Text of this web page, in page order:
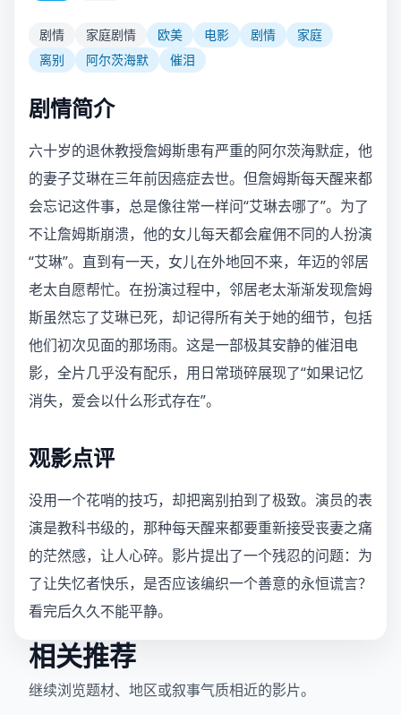
剧情 家庭剧情 欧美 电影 剧情
家庭
离别
阿尔茨海默 催泪
剧情简介
六十岁的退休教授詹姆斯患有严重的阿尔茨海默症，他
的妻子艾琳在三年前因癌症去世。但詹姆斯每天醒来都
会忘记这件事，总是像往常一样问“艾琳去哪了”。为了
不让詹姆斯崩溃，他的女儿每天都会雇佣不同的人扮演
“艾琳”。直到有一天，女儿在外地回不来，年迈的邻居
老太自愿帮忙。在扮演过程中，邻居老太渐渐发现詹姆
斯虽然忘了艾琳已死，却记得所有关于她的细节，包括
他们初次见面的那场雨。这是一部极其安静的催泪电
影，全片几乎没有配乐，用日常琐碎展现了“如果记忆
消失，爱会以什么形式存在”。
观影点评
没用一个花哨的技巧，却把离别拍到了极致。演员的表
演是教科书级的，那种每天醒来都要重新接受丧妻之痛
的茫然感，让人心碎。影片提出了一个残忍的问题：为
了让失忆者快乐，是否应该编织一个善意的永恒谎言？
看完后久久不能平静。
相关推荐
继续浏览题材、地区或叙事气质相近的影片。